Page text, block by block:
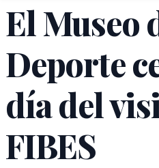
El Museo
Deporte
día del
FIBES